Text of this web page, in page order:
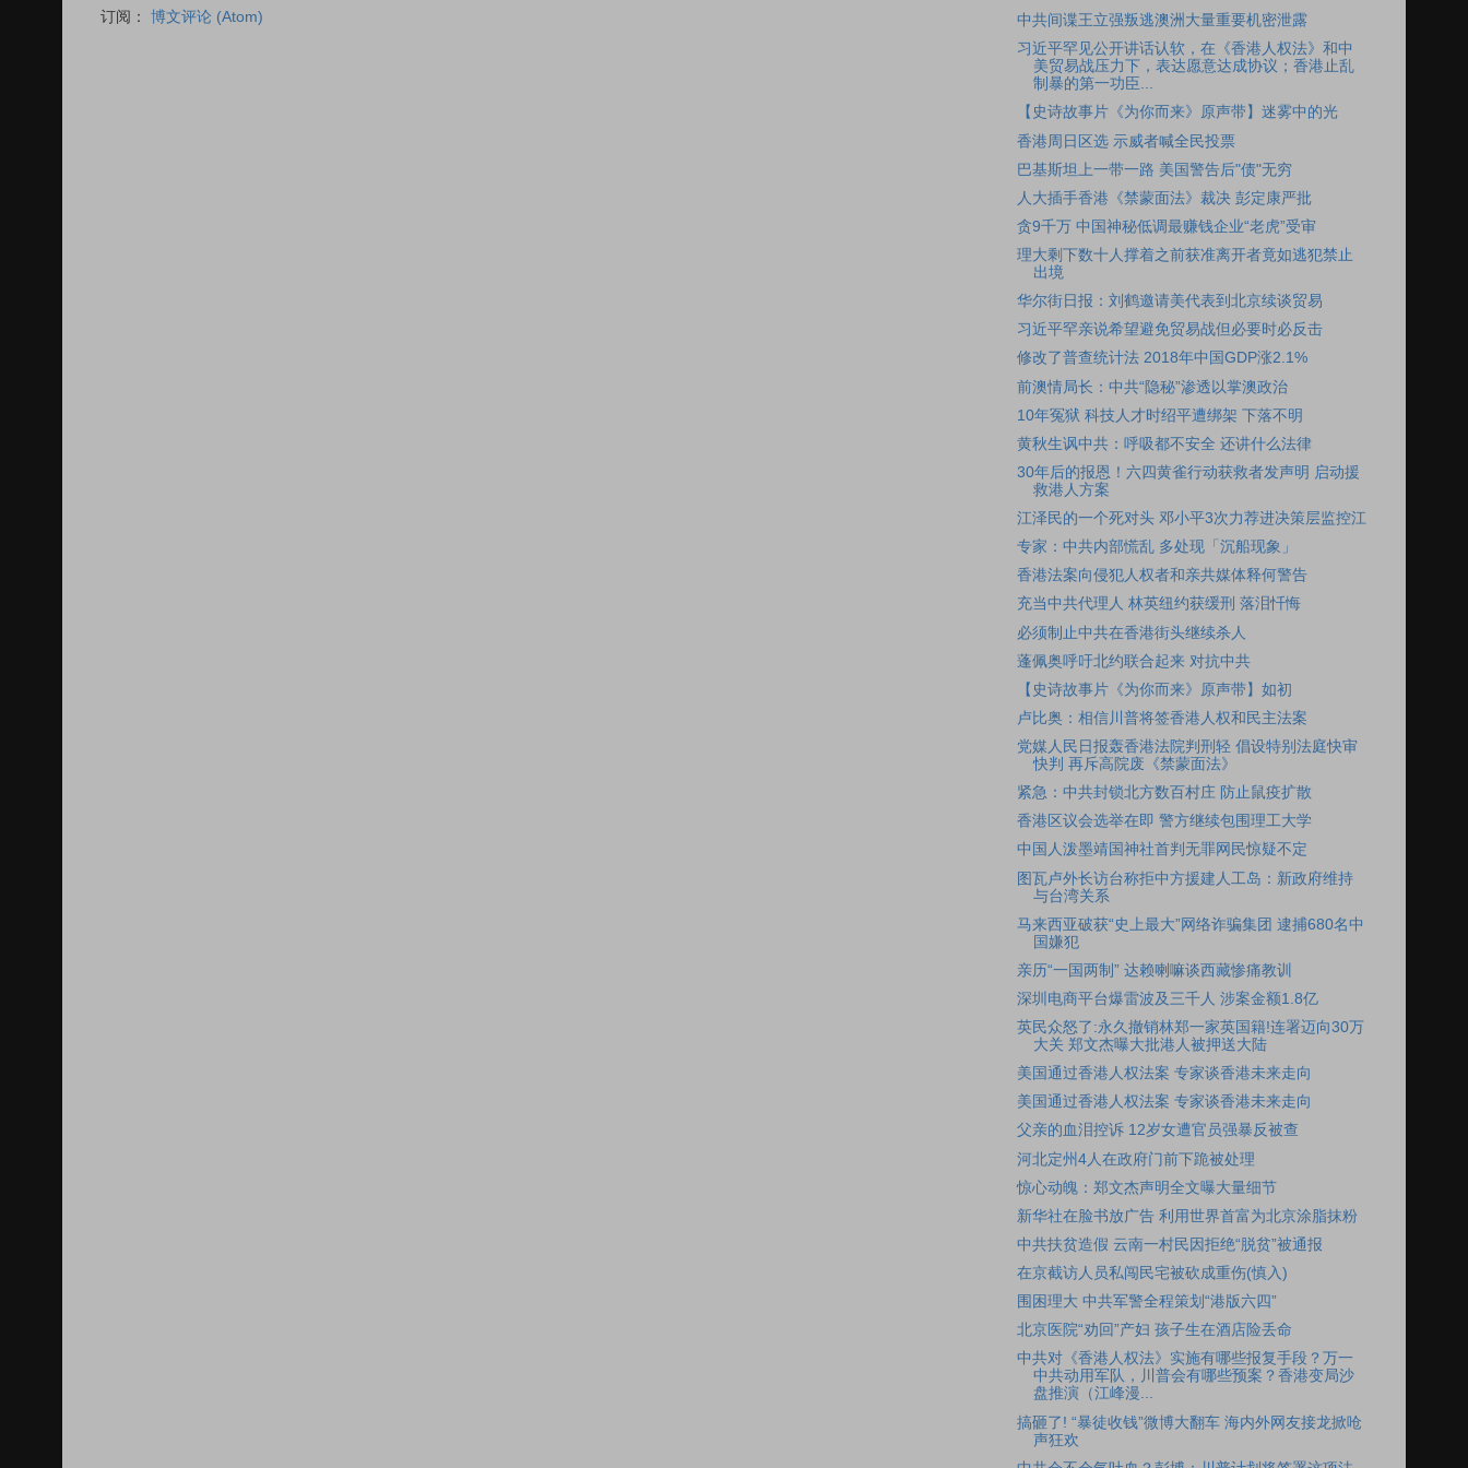
订阅： 博文评论 (Atom)
中共间谍王立强叛逃澳洲大量重要机密泄露
习近平罕见公开讲话认软，在《香港人权法》和中
美贸易战压力下，表达愿意达成协议；香港止乱
制暴的第一功臣...
【史诗故事片《为你而来》原声带】迷雾中的光
香港周日区选 示威者喊全民投票
巴基斯坦上一带一路 美国警告后"债"无穷
人大插手香港《禁蒙面法》裁决 彭定康严批
贪9千万 中国神秘低调最赚钱企业“老虎”受审
理大剩下数十人撑着之前获准离开者竟如逃犯禁止
出境
华尔街日报：刘鹤邀请美代表到北京续谈贸易
习近平罕亲说希望避免贸易战但必要时必反击
修改了普查统计法 2018年中国GDP涨2.1%
前澳情局长：中共“隐秘”渗透以掌澳政治
10年冤狱 科技人才时绍平遭绑架 下落不明
黄秋生讽中共：呼吸都不安全 还讲什么法律
30年后的报恩！六四黄雀行动获救者发声明 启动援
救港人方案
江泽民的一个死对头 邓小平3次力荐进决策层监控江
专家：中共内部慌乱 多处现「沉船现象」
香港法案向侵犯人权者和亲共媒体释何警告
充当中共代理人 林英纽约获缓刑 落泪忏悔
必须制止中共在香港街头继续杀人
蓬佩奥呼吁北约联合起来 对抗中共
【史诗故事片《为你而来》原声带】如初
卢比奥：相信川普将签香港人权和民主法案
党媒人民日报轰香港法院判刑轻 倡设特别法庭快审
快判 再斥高院废《禁蒙面法》
紧急：中共封锁北方数百村庄 防止鼠疫扩散
香港区议会选举在即 警方继续包围理工大学
中国人泼墨靖国神社首判无罪网民惊疑不定
图瓦卢外长访台称拒中方援建人工岛：新政府维持
与台湾关系
马来西亚破获“史上最大”网络诈骗集团 逮捕680名中
国嫌犯
亲历“一国两制” 达赖喇嘛谈西藏惨痛教训
深圳电商平台爆雷波及三千人 涉案金额1.8亿
英民众怒了:永久撤销林郑一家英国籍!连署迈向30万
大关 郑文杰曝大批港人被押送大陆
美国通过香港人权法案 专家谈香港未来走向
美国通过香港人权法案 专家谈香港未来走向
父亲的血泪控诉 12岁女遭官员强暴反被查
河北定州4人在政府门前下跪被处理
惊心动魄：郑文杰声明全文曝大量细节
新华社在脸书放广告 利用世界首富为北京涂脂抹粉
中共扶贫造假 云南一村民因拒绝“脱贫”被通报
在京截访人员私闯民宅被砍成重伤(慎入)
围困理大 中共军警全程策划“港版六四”
北京医院“劝回”产妇 孩子生在酒店险丢命
中共对《香港人权法》实施有哪些报复手段？万一
中共动用军队，川普会有哪些预案？香港变局沙
盘推演（江峰漫...
搞砸了! “暴徒收钱”微博大翻车 海内外网友接龙掀呛
声狂欢